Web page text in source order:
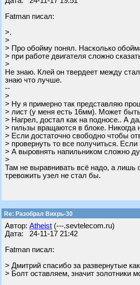
Fatman писал:
>.
>
> Про обойму понял. Насколько
> при работе двигателя сложно
>
Не знаю. Клей он твердеет между
знаю что лучше.
--
>
> Ну я примерно так представляю
> лист (у меня есть 16мм). Может
> Нагрел, достал как на подносе.. А
> гильзы вращаются в блоке. Никогда
> Если достаточно свободно чтобы
> провернуть то все получиться. Если
> А выровнять напильником сложно
>
Там не выравнивать всё надо, а лишь
тревожить узел не стал бы.
Re: Разобрал Вихрь-30
Автор: Atheist (---.sevtelecom.ru)
Дата: 24-11-17 21:42
Fatman писал:
> Дмитрий спасибо за развернутые
> Болт оставляем, значит золотники